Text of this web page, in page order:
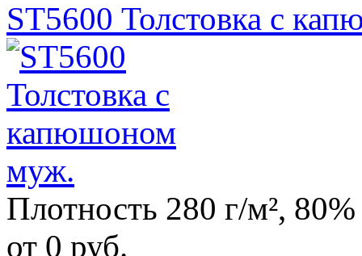
ST5600 Толстовка с
Плотность 280 г/м²,
от 0 руб.